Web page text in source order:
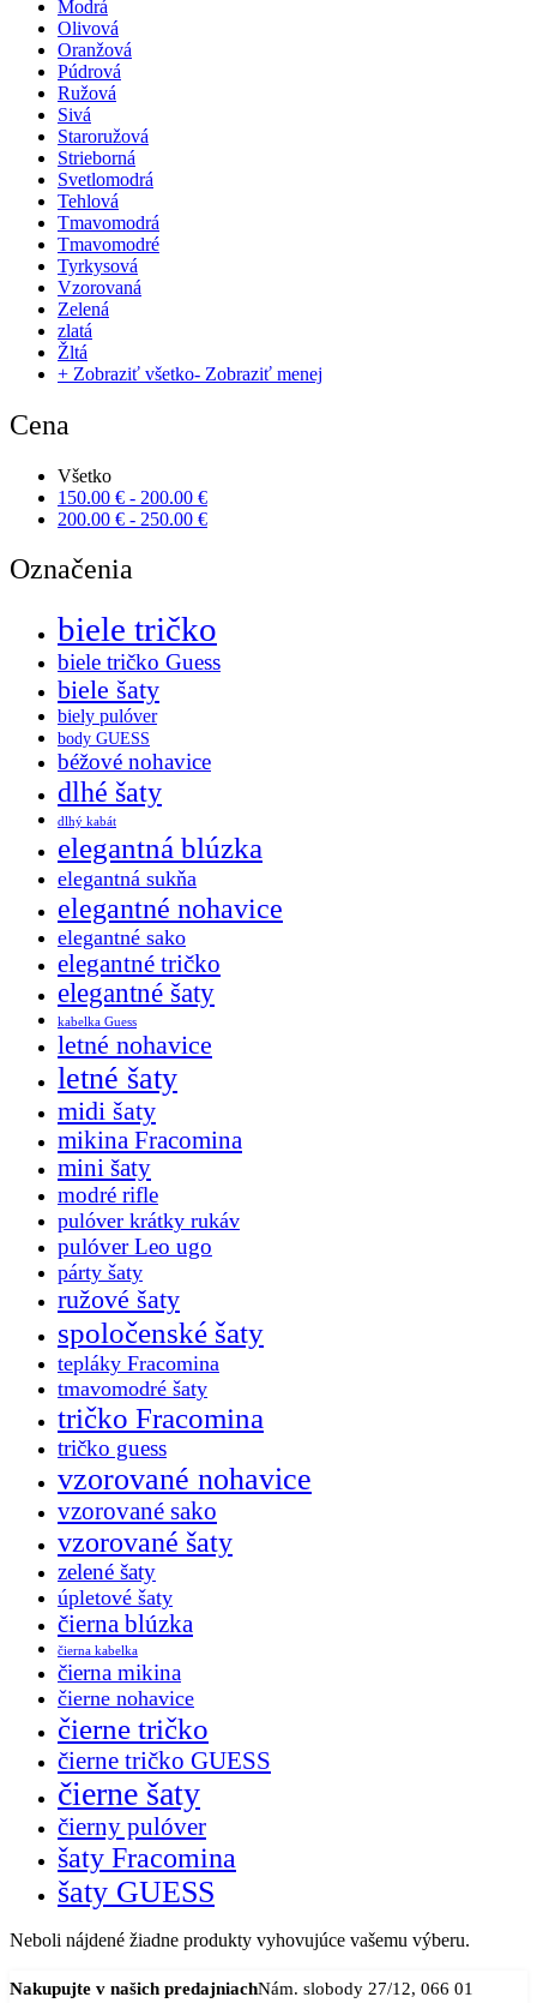
Modrá
Olivová
Oranžová
Púdrová
Ružová
Sivá
Staroružová
Strieborná
Svetlomodrá
Tehlová
Tmavomodrá
Tmavomodré
Tyrkysová
Vzorovaná
Zelená
zlatá
Žltá
+ Zobraziť všetko- Zobraziť menej
Cena
Všetko
150.00 € - 200.00 €
200.00 € - 250.00 €
Označenia
biele tričko
biele tričko Guess
biele šaty
biely pulóver
body GUESS
béžové nohavice
dlhé šaty
dlhý kabát
elegantná blúzka
elegantná sukňa
elegantné nohavice
elegantné sako
elegantné tričko
elegantné šaty
kabelka Guess
letné nohavice
letné šaty
midi šaty
mikina Fracomina
mini šaty
modré rifle
pulóver krátky rukáv
pulóver Leo ugo
párty šaty
ružové šaty
spoločenské šaty
tepláky Fracomina
tmavomodré šaty
tričko Fracomina
tričko guess
vzorované nohavice
vzorované sako
vzorované šaty
zelené šaty
úpletové šaty
čierna blúzka
čierna kabelka
čierna mikina
čierne nohavice
čierne tričko
čierne tričko GUESS
čierne šaty
čierny pulóver
šaty Fracomina
šaty GUESS
Neboli nájdené žiadne produkty vyhovujúce vašemu výberu.
Nakupujte v našich predajniachNám. slobody 27/12, 066 01